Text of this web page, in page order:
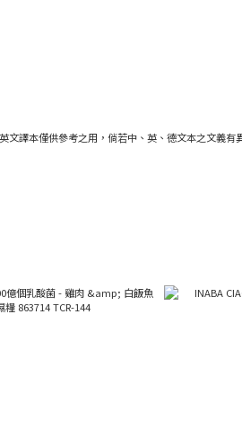
文譯本僅供參考之用，倘若中、英、德文本之文義有